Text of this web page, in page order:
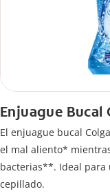
Enjuague Bucal
El enjuague bucal
el mal aliento*
bacterias**. Ideal para
cepillado.